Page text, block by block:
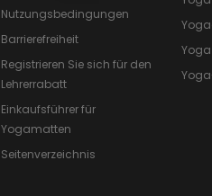
Nutzungsbedingungen
Barrierefreiheit
Registrieren Sie sich für den
Lehrerrabatt
Einkaufsführer für
Yogamatten
Seitenverzeichnis